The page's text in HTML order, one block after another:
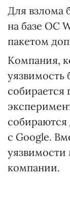
Для взлома
на базе ОС
пакетом
Компания,
уязвимость
собирается
с Google.
уязвимости
компании.